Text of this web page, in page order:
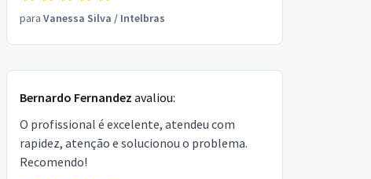
para Vanessa Silva / Intelbras
Bernardo Fernandez avaliou:
O profissional é excelente, atendeu com
rapidez, atenção e solucionou o problema.
Recomendo!